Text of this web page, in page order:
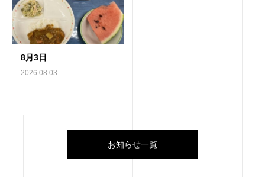
8月3日
2026.08.03
お知らせ一覧